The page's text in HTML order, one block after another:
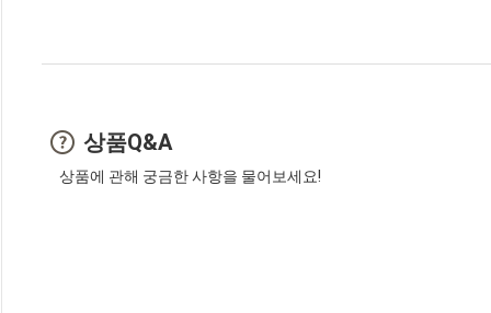
상품Q&A
상품에 관해 궁금한 사항을 물어보세요!